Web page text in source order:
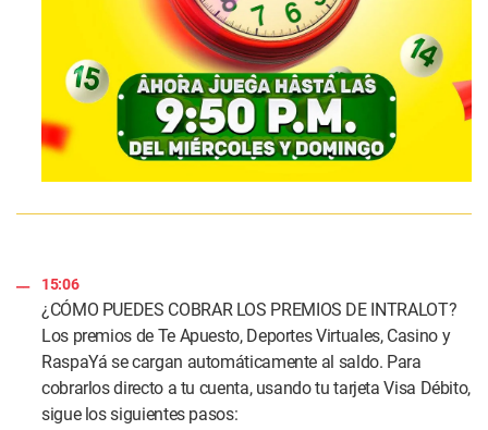
15:06
¿CÓMO PUEDES COBRAR LOS PREMIOS DE INTRALOT?
Los premios de Te Apuesto, Deportes Virtuales, Casino y
RaspaYá se cargan automáticamente al saldo. Para
cobrarlos directo a tu cuenta, usando tu tarjeta Visa Débito,
sigue los siguientes pasos: